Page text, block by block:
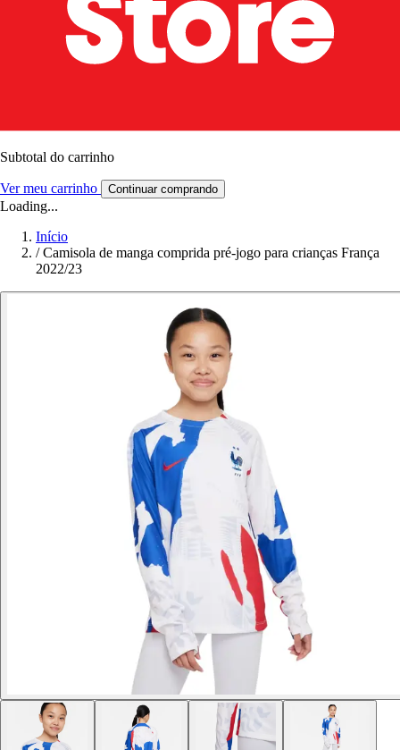
Subtotal do carrinho
Ver meu carrinho Continuar comprando
Loading...
Início
/ Camisola de manga comprida pré-jogo para crianças França
2022/23